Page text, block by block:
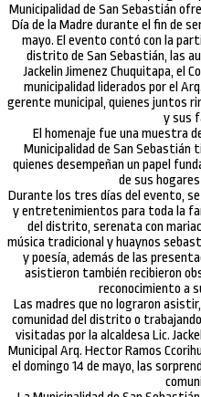
Fin de
MAMITAS FUERON
DISTRITO DE
Con artistas locales y regalos
Municipalidad de San Sebastián
Día de la Madre durante el fin de
mayo. El evento contó con la
distrito de San Sebastián, las
Jackelin Jimenez Chuquitapa, el
municipalidad liderados por el
gerente municipal, quienes juntos
y sus
El homenaje fue una muestra
Municipalidad de San
quienes desempeñan un papel
de sus
Durante los tres días del evento,
y entretenimientos para toda la
del distrito, serenata con
música tradicional y huaynos
y poesía, además de las
asistieron también recibieron
reconocimiento a
Las madres que no lograron